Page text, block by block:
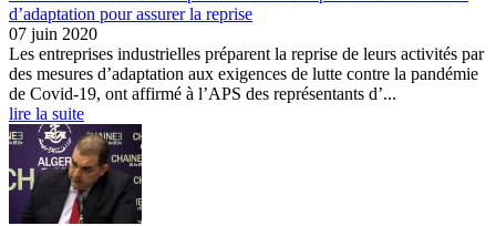
d’adaptation pour assurer la reprise
07 juin 2020
Les entreprises industrielles préparent la reprise de leurs activités par
des mesures d’adaptation aux exigences de lutte contre la pandémie
de Covid-19, ont affirmé à l’APS des représentants d’...
lire la suite